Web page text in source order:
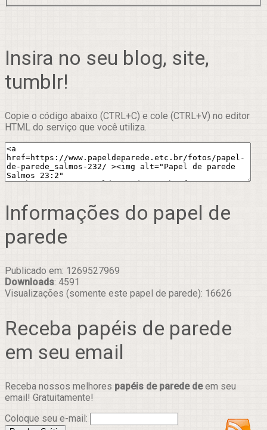
Insira no seu blog, site,
tumblr!
Copie o código abaixo (CTRL+C) e cole (CTRL+V) no editor
HTML do serviço que você utiliza.
Informações do papel de
parede
Publicado em: 1269527969
Downloads: 4591
Visualizações (somente este papel de parede): 16626
Receba papéis de parede
em seu email
Receba nossos melhores papéis de parede deem seu
email! Gratuitamente!
Coloque seu e-mail: